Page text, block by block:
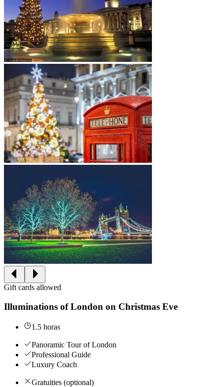
Gift cards allowed
Illuminations of London on Christmas Eve
1.5 horas
Panoramic Tour of London
Professional Guide
Luxury Coach
Gratuities (optional)